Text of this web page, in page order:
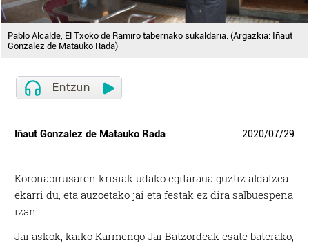
Pablo Alcalde, El Txoko de Ramiro tabernako sukaldaria. (Argazkia: Iñaut
Gonzalez de Matauko Rada)
Iñaut Gonzalez de Matauko Rada 2020/07/29
Koronabirusaren krisiak udako egitaraua guztiz aldatzea
ekarri du, eta auzoetako jai eta festak ez dira salbuespena
izan.
Jai askok, kaiko Karmengo Jai Batzordeak esate baterako,